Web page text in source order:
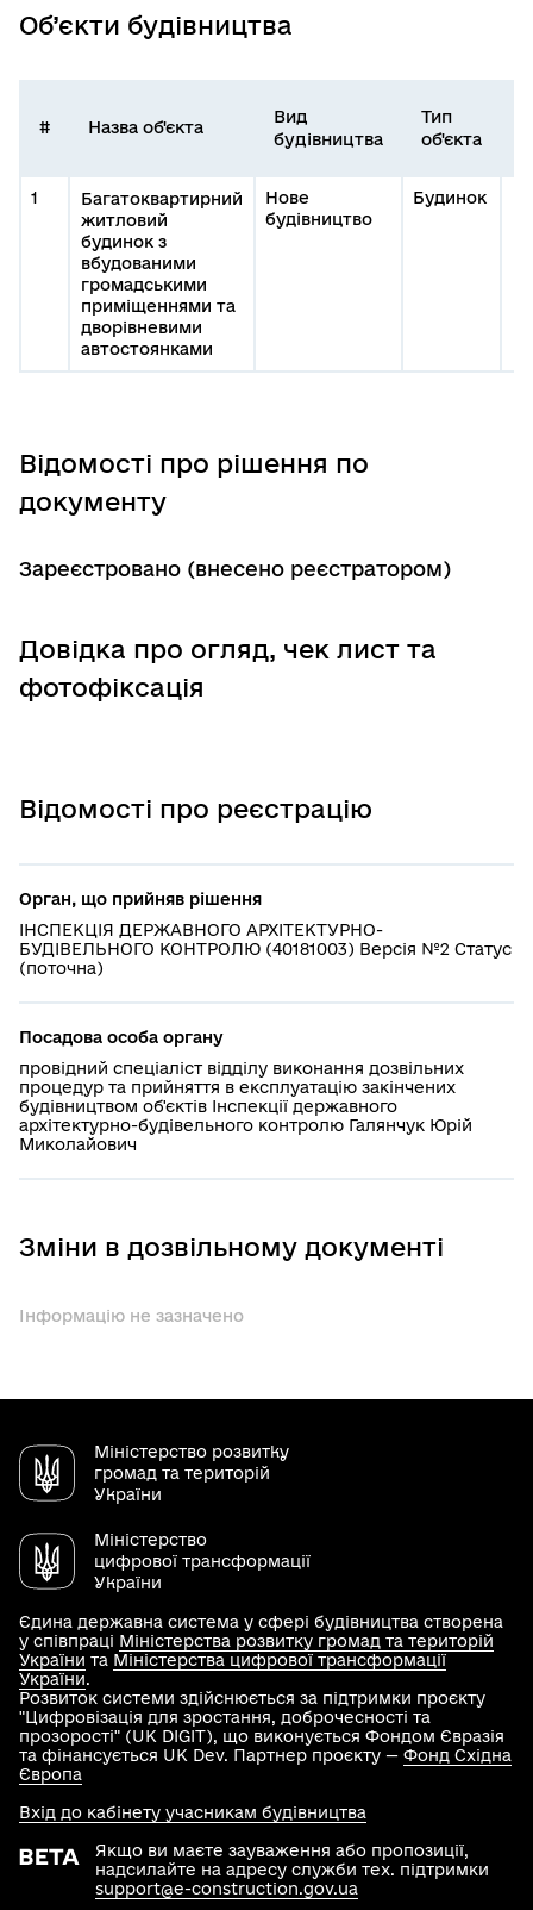
Об’єкти будівництва
# Назва об'єкта
Вид
будівництва
Тип
об'єкта
1
Багатоквартирний
житловий
будинок з
вбудованими
громадськими
приміщеннями та
дворівневими
автостоянками
Нове
будівництво
Будинок
Відомості про рішення по
документу
Зареєстровано (внесено реєстратором)
Довідка про огляд, чек лист та
фотофіксація
Відомості про реєстрацію
Орган, що прийняв рішення
ІНСПЕКЦІЯ ДЕРЖАВНОГО АРХІТЕКТУРНО-
БУДІВЕЛЬНОГО КОНТРОЛЮ (40181003) Версія №2 Статус
(поточна)
Посадова особа органу
провідний спеціаліст відділу виконання дозвільних
процедур та прийняття в експлуатацію закінчених
будівництвом об'єктів Інспекції державного
архітектурно-будівельного контролю Галянчук Юрій
Миколайович
Зміни в дозвільному документі
Інформацію не зазначено
Міністерство розвитку
громад та територій
України
Міністерство
цифрової трансформації
України
Єдина державна система у сфері будівництва створена
у співпраці Міністерства розвитку громад та територій
України та Міністерства цифрової трансформації
України.
Розвиток системи здійснюється за підтримки проєкту
"Цифровізація для зростання, доброчесності та
прозорості" (UK DIGIT), що виконується Фондом Євразія
та фінансується UK Dev. Партнер проєкту — Фонд Східна
Європа
Якщо ви маєте зауваження або пропозиції,
надсилайте на адресу служби тех. підтримки
support@e-construction.gov.ua
Вхід до кабінету учасникам будівництва